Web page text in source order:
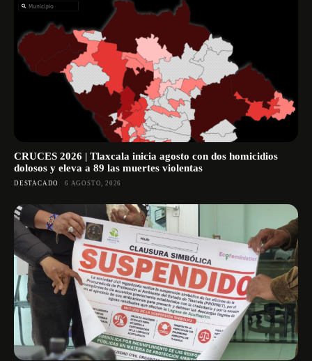
CRUCES 2026 | Tlaxcala inicia agosto con dos homicidios
dolosos y eleva a 89 las muertes violentas
DESTACADO 6 AGOSTO, 2026